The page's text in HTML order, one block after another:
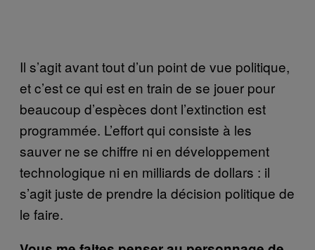
Il s’agit avant tout d’un point de vue politique,
et c’est ce qui est en train de se jouer pour
beaucoup d’espèces dont l’extinction est
programmée. L’effort qui consiste à les
sauver ne se chiffre ni en développement
technologique ni en milliards de dollars : il
s’agit juste de prendre la décision politique de
le faire.